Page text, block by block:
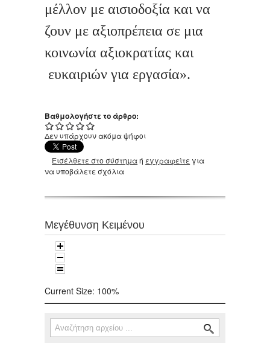
μέλλον με αισιοδοξία και να
ζουν με αξιοπρέπεια σε μια
κοινωνία αξιοκρατίας και
ευκαιριών για εργασία».
Βαθμολογήστε το άρθρο:
Δεν υπάρχουν ακόμα ψήφοι
Εισέλθετε στο σύστημαή εγγραφείτε για
να υποβάλετε σχόλια
Μεγέθυνση Κειμένου
Current Size: 100%
Φόρμα αναζήτησης
Αναζήτηση